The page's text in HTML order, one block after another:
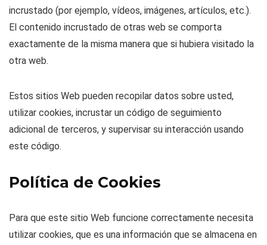
incrustado (por ejemplo, vídeos, imágenes, artículos, etc.).
El contenido incrustado de otras web se comporta
exactamente de la misma manera que si hubiera visitado la
otra web.
Estos sitios Web pueden recopilar datos sobre usted,
utilizar cookies, incrustar un código de seguimiento
adicional de terceros, y supervisar su interacción usando
este código.
Política de Cookies
Para que este sitio Web funcione correctamente necesita
utilizar cookies, que es una información que se almacena en